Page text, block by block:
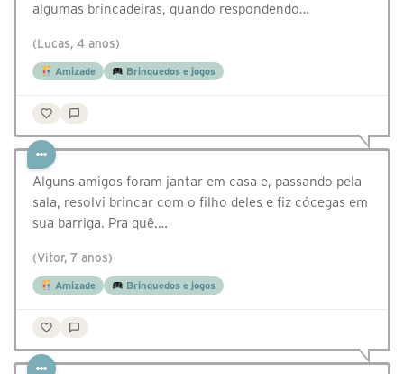
algumas brincadeiras, quando respondendo…
(Lucas, 4 anos)
Amizade Brinquedos e jogos
Alguns amigos foram jantar em casa e, passando pela
sala, resolvi brincar com o filho deles e fiz cócegas em
sua barriga. Pra quê.…
(Vitor, 7 anos)
Amizade Brinquedos e jogos